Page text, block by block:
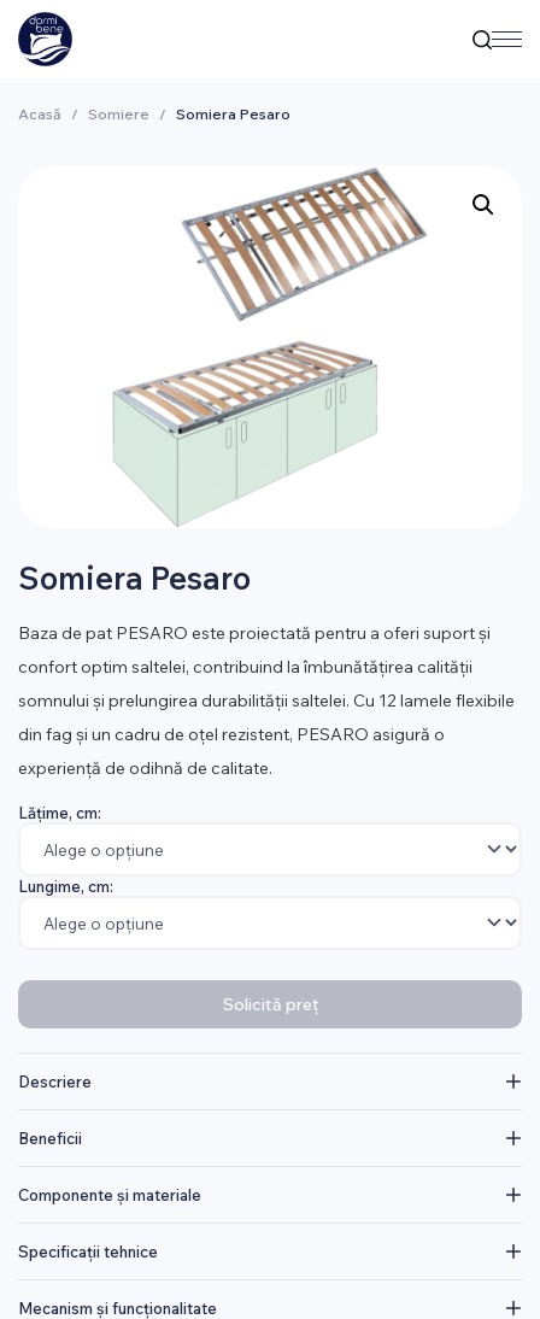
Acasă / Somiere / Somiera Pesaro
Somiera Pesaro
Baza de pat PESARO este proiectată pentru a oferi suport și
confort optim saltelei, contribuind la îmbunătățirea calității
somnului și prelungirea durabilității saltelei. Cu 12 lamele flexibile
din fag și un cadru de oțel rezistent, PESARO asigură o
experiență de odihnă de calitate.
Lățime, cm:
Lungime, cm:
Solicită preț
Descriere
Beneficii
Componente și materiale
Specificații tehnice
Mecanism și funcționalitate